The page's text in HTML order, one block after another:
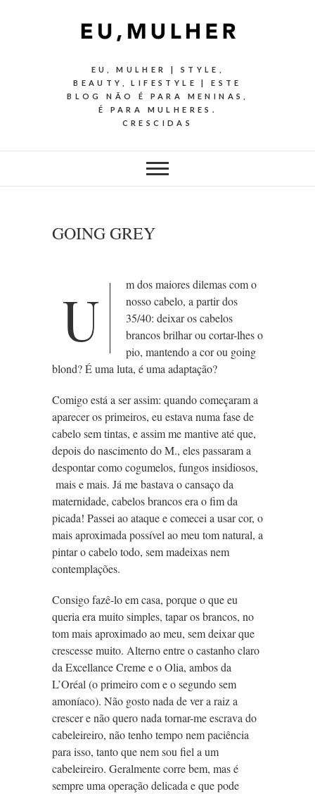
EU, MULHER | STYLE,
BEAUTY, LIFESTYLE | ESTE
BLOG NÃO É PARA MENINAS,
É PARA MULHERES.
CRESCIDAS
GOING GREY
U
m dos maiores dilemas com o
nosso cabelo, a partir dos
35/40: deixar os cabelos
brancos brilhar ou cortar-lheso
pio, mantendo a cor ou going
blond? É uma luta, é uma adaptação?
Comigo está a ser assim: quando começaram a
aparecer os primeiros, eu estava numa fase de
cabelo sem tintas, e assim me mantive até que,
depois do nascimento do M., eles passaram a
despontar como cogumelos, fungos insidiosos,
mais e mais. Já me bastava o cansaço da
maternidade, cabelos brancos era o fim da
picada! Passei ao ataque e comecei a usar cor, o
mais aproximada possível ao meu tom natural, a
pintar o cabelo todo, sem madeixas nem
contemplações.
Consigo fazê-lo em casa, porque o que eu
queria era muito simples, tapar os brancos, no
tom mais aproximado ao meu, sem deixar que
crescesse muito. Alterno entre o castanho claro
da Excellance Creme e o Olia, ambos da
L’Oréal (o primeiro com e o segundo sem
amoníaco). Não gosto nada de ver a raiz a
crescer e não quero nada tornar-me escrava do
cabeleireiro, não tenho tempo nem paciência
para isso, tanto que nem sou fiel a um
cabeleireiro. Geralmente corre bem, mas é
sempre uma operação delicada e que pode